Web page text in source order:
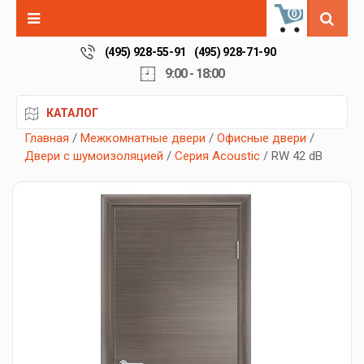
0
(495) 928-55-91 (495) 928-71-90
9:00 - 18:00
КАТАЛОГ
Главная / Межкомнатные двери / Офисные двери /
Двери с шумоизоляцией / Серия Acoustic / RW 42 dB